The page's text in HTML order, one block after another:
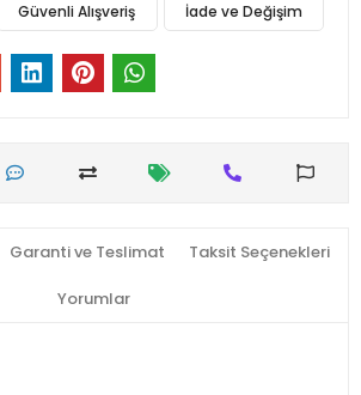
Güvenli Alışveriş İade ve Değişim
Garanti ve Teslimat Taksit Seçenekleri
Yorumlar